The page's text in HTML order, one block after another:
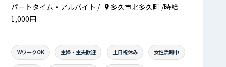
パートタイム・アルバイト / 多久市北多久町 /時給
1,000円
WワークOK 主婦・主夫歓迎 土日祝休み 女性活躍中